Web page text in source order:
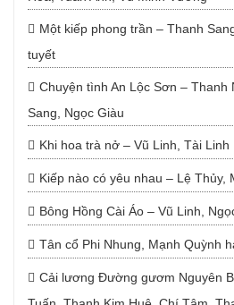
Một kiếp phong trần – Thanh
tuyết
Chuyện tình An Lộc Sơn – Thanh
Sang, Ngọc Giàu
Khi hoa trà nở – Vũ Linh, Tài Linh
Kiếp nào có yêu nhau – Lệ Thủy,
Bông Hồng Cài Áo – Vũ Linh,
Tân cổ Phi Nhung, Mạnh Quỳnh
Cải lương Đường gươm Nguyên